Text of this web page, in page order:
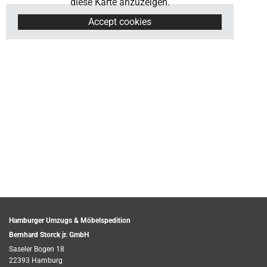
Accept cookies
Hamburger Umzugs & Möbelspedition
Bernhard Storck jr. GmbH
Saseler Bogen 18
22393 Hamburg